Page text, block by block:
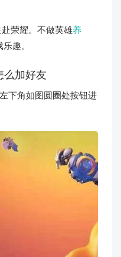
荣耀。不做英雄养
趣。
么加好友
下角如图圆圈处按钮进